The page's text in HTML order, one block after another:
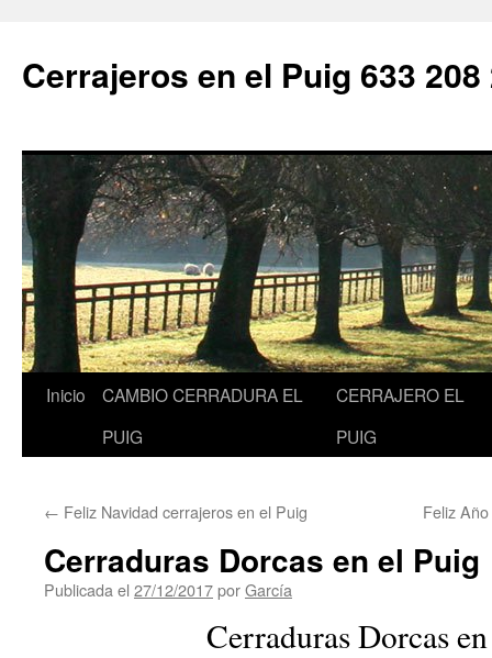
contenido
Cerrajeros en el Puig 633 208
Inicio
CAMBIO CERRADURA EL
PUIG
CERRAJERO EL
PUIG
← Feliz Navidad cerrajeros en el Puig Feliz
Cerraduras Dorcas en el Puig
Publicada el 27/12/2017porGarcía
Cerraduras Dorcas